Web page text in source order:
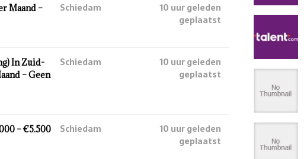
Maand – Schiedam
10 uur geleden
geplaatst
In Zuid-
– Geen
Schiedam
10 uur geleden
geplaatst
– €5.500 Schiedam
10 uur geleden
geplaatst